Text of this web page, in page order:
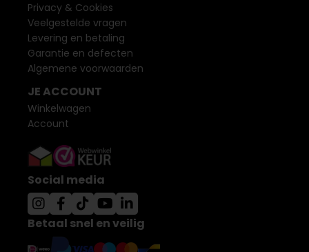
Privacy & Cookies
Veelgestelde vragen
Levering en betaling
Garantie en defecten
Algemene voorwaarden
JE ACCOUNT
Winkelwagen
Account
Social media
Betaal snel en veilig